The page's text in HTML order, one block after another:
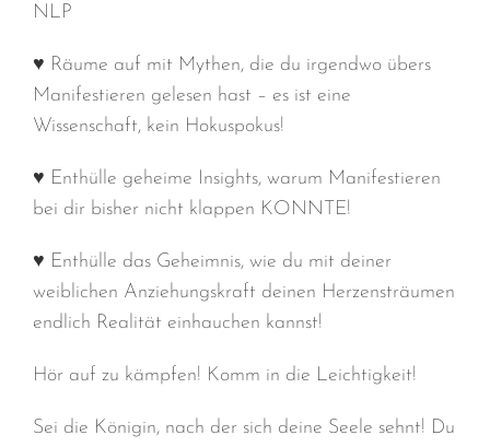
NLP
♥ Räume auf mit Mythen, die du irgendwo übers
Manifestieren gelesen hast – es ist eine
Wissenschaft, kein Hokuspokus!
♥ Enthülle geheime Insights, warum Manifestieren
bei dir bisher nicht klappen KONNTE!
♥ Enthülle das Geheimnis, wie du mit deiner
weiblichen Anziehungskraft deinen Herzensträumen
endlich Realität einhauchen kannst!
Hör auf zu kämpfen! Komm in die Leichtigkeit!
Sei die Königin, nach der sich deine Seele sehnt! Du